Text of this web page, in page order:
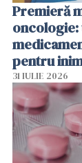
Premieră
oncologie: un
pentru
canceroase.
31 IULIE 2026